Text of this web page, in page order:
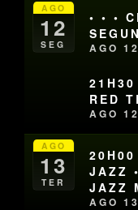
AGO
12
SEG
• • •
AGO 12
21H30
RED
AGO
AGO
13
TER
20H00
JAZZ
JAZZ
AGO